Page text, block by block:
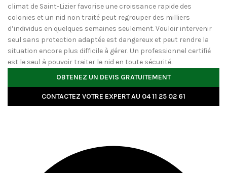
climat de Saint-Lizier favorise une croissance rapide des
colonies et un nid non traité peut regrouper des milliers
d’individus en quelques semaines seulement. Vouloir intervenir
seul sans protection adaptée est dangereux et peut rendre la
situation encore plus difficile à gérer. Un professionnel certifié
est le seul à pouvoir traiter le nid en toute sécurité.
OBTENEZ UN DEVIS GRATUITEMENT
CONTACTEZ VOTRE EXPERT AU 04 11 25 02 61